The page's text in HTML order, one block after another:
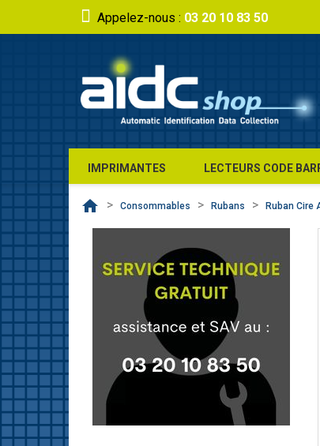
Appelez-nous : 03 20 10 83 50
IMPRIMANTES LECTEURS CODE
home Consommables Rubans Ruban Cire